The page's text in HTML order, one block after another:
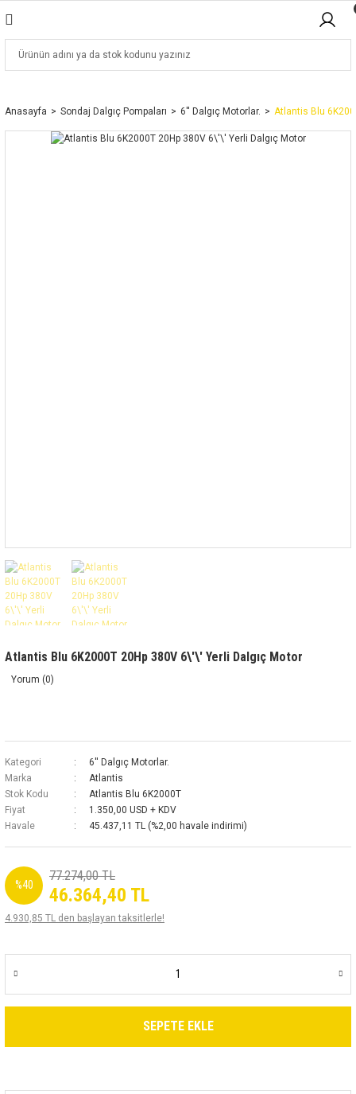
Anasayfa Sondaj Dalgıç Pompaları 6'' Dalgıç Motorlar. Atlantis Blu
Atlantis Blu 6K2000T 20Hp 380V 6\'\' Yerli Dalgıç Motor
Yorum (0)
Kategori
6'' Dalgıç Motorlar.
Marka
Atlantis
Stok Kodu
Atlantis Blu 6K2000T
Fiyat
1.350,00 USD + KDV
Havale
45.437,11 TL (%2,00 havale indirimi)
%40
77.274,00 TL
46.364,40 TL
4.930,85 TL den başlayan taksitlerle!
SEPETE EKLE